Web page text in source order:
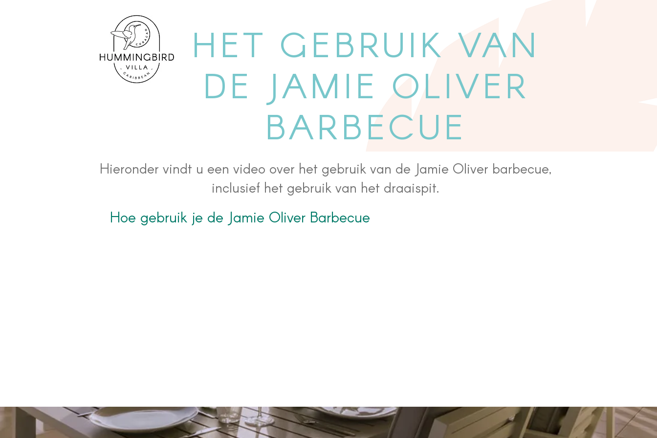
HET GEBRUIK VAN
DE JAMIE OLIVER
BARBECUE
Hieronder vindt u een video over het gebruik van de Jamie Oliver barbecue,
inclusief het gebruik van het draaispit.
Hoe gebruik je de Jamie Oliver Barbecue